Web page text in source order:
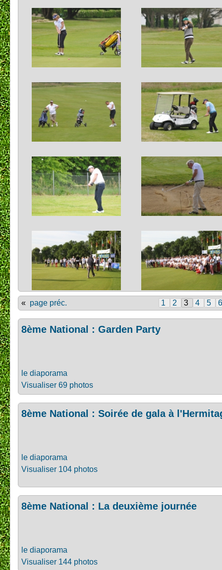
« page préc. 1 2 3 4 5
8ème National : Garden Party
le diaporama
Visualiser 69 photos
8ème National : Soirée de gala à
le diaporama
Visualiser 104 photos
8ème National : La deuxième journée
le diaporama
Visualiser 144 photos